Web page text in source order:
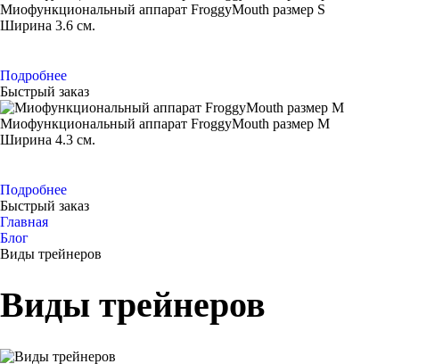
Миофункциональный аппарат FroggyMouth размер S
Ширина 3.6 см.
Подробнее
Быстрый заказ
Миофункциональный аппарат FroggyMouth размер M
Ширина 4.3 см.
Подробнее
Быстрый заказ
Главная
Блог
Виды трейнеров
Виды трейнеров